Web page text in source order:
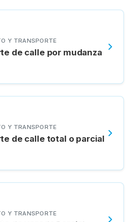
Y TRANSPORTE
de calle por mudanza
Y TRANSPORTE
de calle total o parcial
Y TRANSPORTE